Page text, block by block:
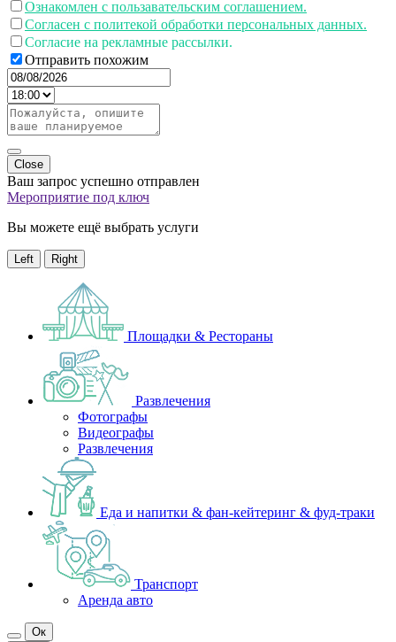
Ознакомлен с пользавательским соглашением.
Согласен с политекой обработки персональных данных.
Согласие на рекламные рассылки.
Отправить похожим
Close
Ваш запрос успешно отправлен
Мероприятие под ключ
Вы можете ещё выбрать услуги
Left Right
Площадки & Рестораны
Развлечения
Фотографы
Видеографы
Развлечения
Еда и напитки & фан-кейтеринг & фуд-траки
Транспорт
Аренда авто
Ок